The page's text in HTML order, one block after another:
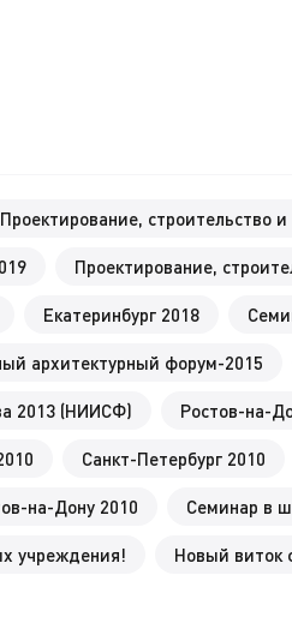
Проектирование, строительство
Проектирование,
Екатеринбург 2018
архитектурный форум-2015
2013 (НИИСФ) Ростов-на-
Санкт-Петербург 2010
на-Дону 2010 Семинар в
учреждения! Новый виток